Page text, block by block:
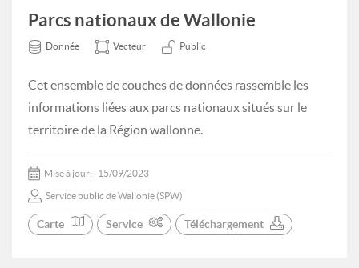
Parcs nationaux de Wallonie
Donnée Vecteur Public
Cet ensemble de couches de données rassemble les
informations liées aux parcs nationaux situés sur le
territoire de la Région wallonne.
Mise à jour: 15/09/2023
Service public de Wallonie (SPW)
Carte Service Téléchargement